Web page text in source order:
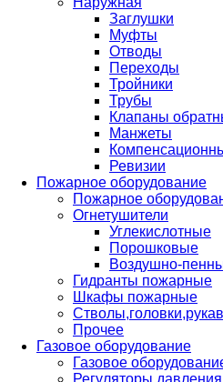
Заглушки
Муфты
Отводы
Переходы
Тройники
Трубы
Клапаны
Манжеты
Ревизии
Пожарное оборудование
Пожарное
Огнетушители
Углекислотные
Порошковые
Воздушно-
Гидранты пожарные
Шкафы пожарные
Прочее
Газовое оборудование
Газовое